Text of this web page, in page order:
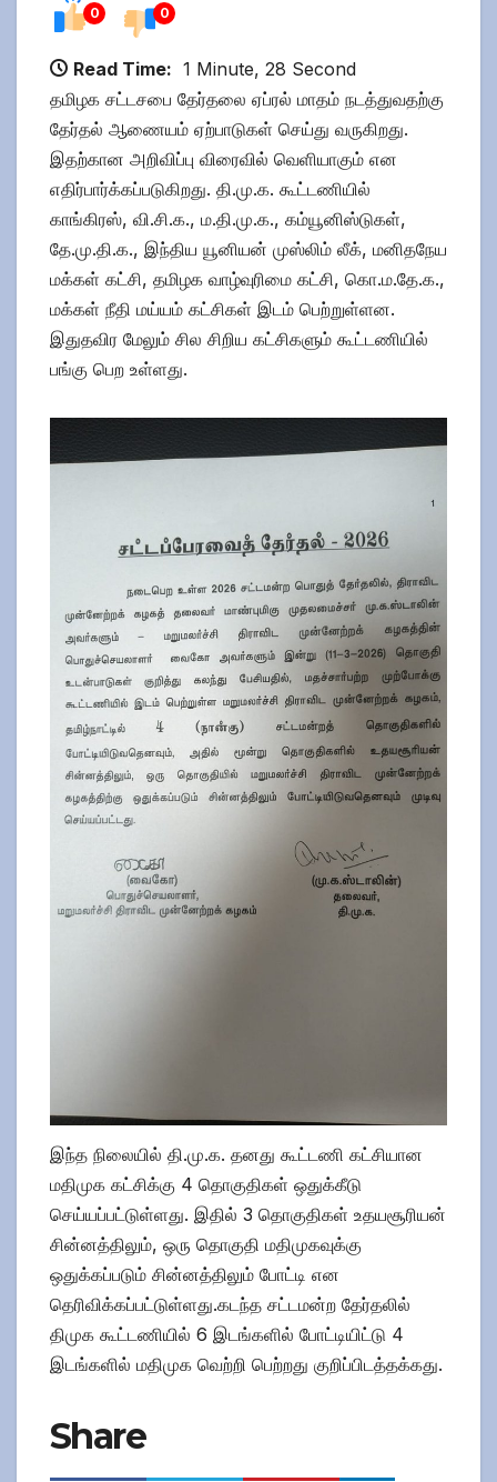
0 0
Read Time: 1 Minute, 28 Second
தமிழக சட்டசபை தேர்தலை ஏப்ரல் மாதம் நடத்துவதற்கு
தேர்தல் ஆணையம் ஏற்பாடுகள் செய்து வருகிறது.
இதற்கான அறிவிப்பு விரைவில் வெளியாகும் என
எதிர்பார்க்கப்படுகிறது. தி.மு.க. கூட்டணியில்
காங்கிரஸ், வி.சி.க., ம.தி.மு.க., கம்யூனிஸ்டுகள்,
தே.மு.தி.க., இந்திய யூனியன் முஸ்லிம் லீக், மனிதநேய
மக்கள் கட்சி, தமிழக வாழ்வுரிமை கட்சி, கொ.ம.தே.க.,
மக்கள் நீதி மய்யம் கட்சிகள் இடம் பெற்றுள்ளன.
இதுதவிர மேலும் சில சிறிய கட்சிகளும் கூட்டணியில்
பங்கு பெற உள்ளது.
இந்த நிலையில் தி.மு.க. தனது கூட்டணி கட்சியான
மதிமுக கட்சிக்கு 4 தொகுதிகள் ஒதுக்கீடு
செய்யப்பட்டுள்ளது. இதில் 3 தொகுதிகள் உதயசூரியன்
சின்னத்திலும், ஒரு தொகுதி மதிமுகவுக்கு
ஒதுக்கப்படும் சின்னத்திலும் போட்டி என
தெரிவிக்கப்பட்டுள்ளது.கடந்த சட்டமன்ற தேர்தலில்
திமுக கூட்டணியில் 6 இடங்களில் போட்டியிட்டு 4
இடங்களில் மதிமுக வெற்றி பெற்றது குறிப்பிடத்தக்கது.
Share